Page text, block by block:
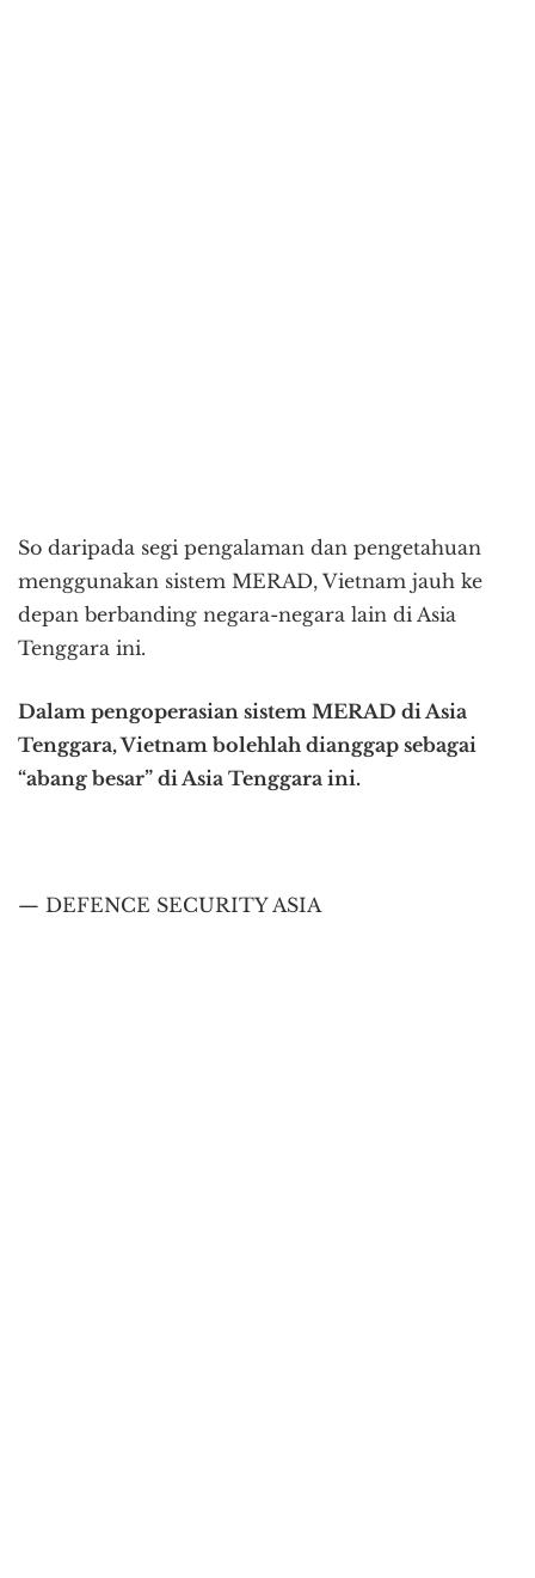
So daripada segi pengalaman dan pengetahuan
menggunakan sistem MERAD, Vietnam jauh ke
depan berbanding negara-negara lain di Asia
Tenggara ini.
Dalam pengoperasian sistem MERAD di Asia
Tenggara, Vietnam bolehlah dianggap sebagai
“abang besar” di Asia Tenggara ini.
— DEFENCE SECURITY ASIA